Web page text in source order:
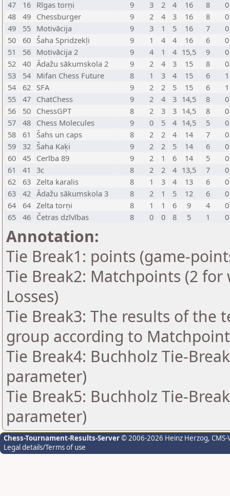
47
16 Rīgas torņi 9 3 2 4 16 8
0
48
49 Chessburger 9 2 4 3 16 8
0
49
55 Motivācija 9 3 1 5 16 7
0
50
60 Šaha Spridzekļi 9 1 4 4 16 6
0
51
56 Motivācija 2 9 4 1 4 15,5 9
0
52
40 Ādažu sākumskola 2 9 2 4 3 15 8
0
53
54 Mifan Chess Future 8 1 3 4 15 6
1
54
62 SFA 9 2 2 5 15 6
1
55
47 ChatChess 9 2 4 3 14,5 8
0
56
50 ChessGPT 8 2 3 3 14,5 8
0
57
48 Chess Molecules 9 0 5 4 14,5 5
0
58
61 Šahs un caps 8 2 2 4 14 7
0
59
32 Šaha Kaķi 9 2 2 5 14 6
0
60
45 Cerība 89 9 2 1 6 14 5
0
61
41 3c 8 2 2 4 13,5 7
0
62
63 Zelta karalis 8 1 3 4 13 6
0
63
42 Ādažu sākumskola 3 8 2 1 5 12 6
0
64
64 Zelta torņi 8 1 1 6 9 4
0
65
46 Četras dzīvības 8 0 0 8 5 1 0
Annotation:
Tie Break1: points (game-
Tie Break2: Matchpoints (2
Losses)
Tie Break3: The results of the
group according to
Tie Break4: Buchholz Tie-
parameter)
Tie Break5: Buchholz Tie-
parameter)
Chess-Tournament-Results-Server© 2006-2026 Heinz Herzog,
Legal details/Terms of use